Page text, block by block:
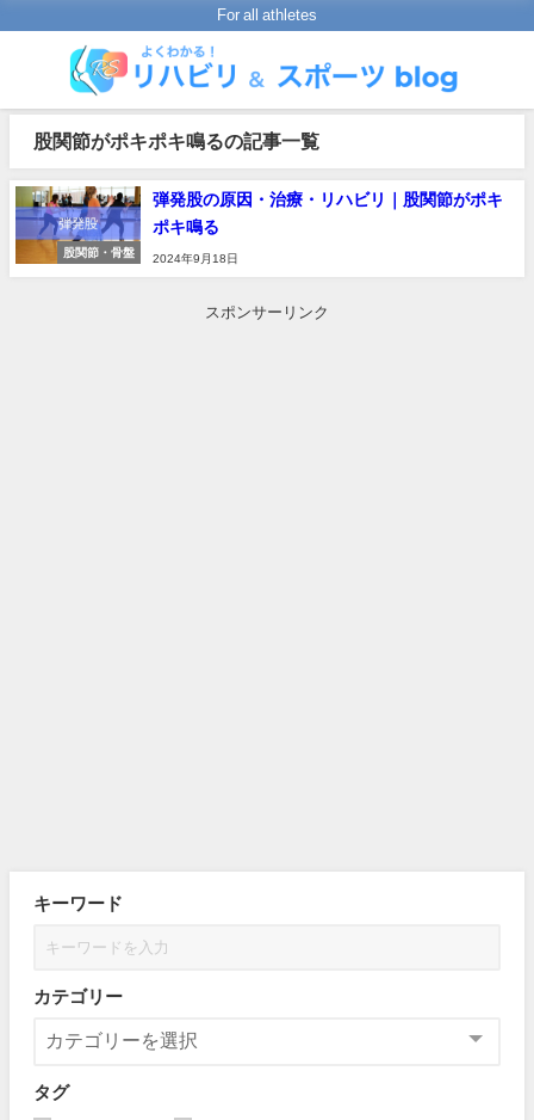
For all athletes
股関節がポキポキ鳴るの記事一覧
股関節・骨盤
弾発股の原因・治療・リハビリ｜股関節がポキ
ポキ鳴る
2024年9月18日
スポンサーリンク
キーワード
カテゴリー
タグ